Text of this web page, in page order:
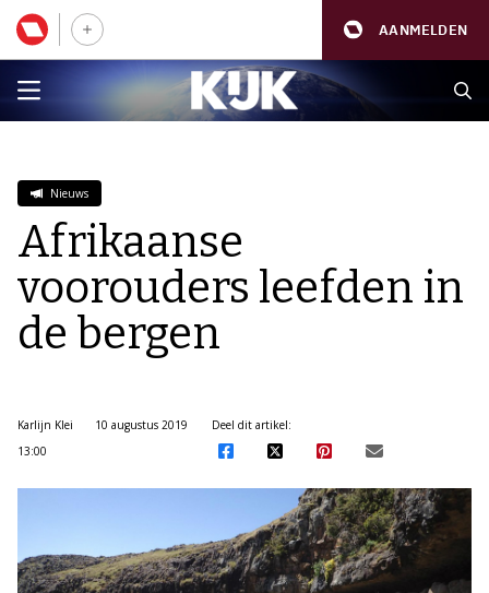
AANMELDEN
Nieuws
Afrikaanse
voorouders leefden in
de bergen
Karlijn Klei
10 augustus 2019
13:00
Deel dit artikel: